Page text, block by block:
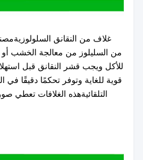
غلاف من النقانق السلولوزية
من السليلوز من معالجة الخشب
للأكل ويجب قشر النقانق قبل
قوية للغاية وتوفر تحكمًا دقيقًا
التلقائيةهذه الغلافات تعطي